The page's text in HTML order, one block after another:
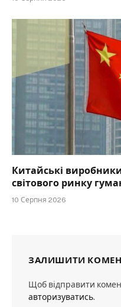
Китайські
світового ринку
10 Серпня 2026
ЗАЛИШИТИ
Щоб відправити
авторизуватись.